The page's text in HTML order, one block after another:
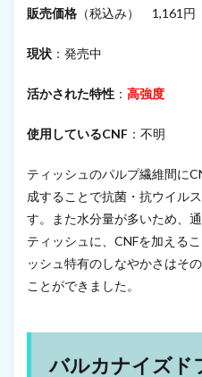
イ
ル
ッ
販売価格 （税込み） 1,161円
現状 ：発売中
活かされた特性 ： 高強度
使用しているCNF ：不明
ティッシュのパルプ繊維間に
成することで抗菌・抗ウイル
す。また水分量が多いため、
ティッシュに、CNFを加える
ッシュ特有のしなやかさはそ
ことができました。
バルカナイズド